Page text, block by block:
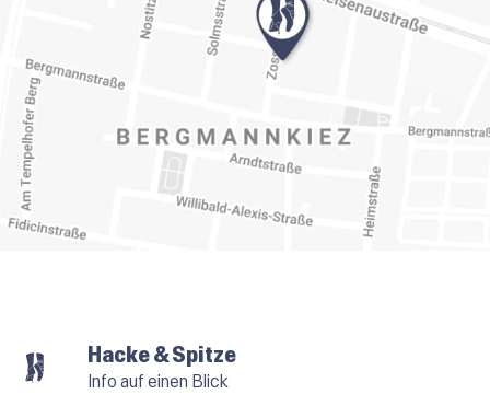
Hacke & Spitze
Info auf einen Blick